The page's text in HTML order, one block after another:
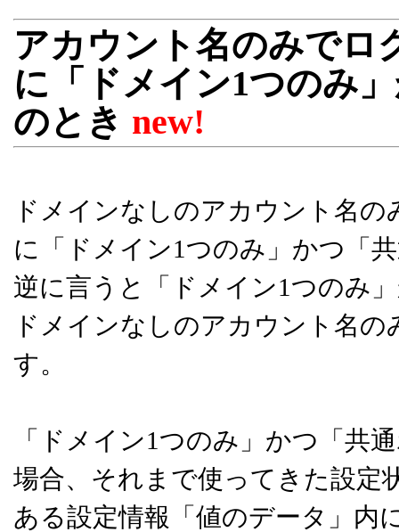
アカウント名のみでロ
に「ドメイン1つのみ
のとき new!
ドメインなしのアカウント名
に「ドメイン1つのみ」かつ「
逆に言うと「ドメイン1つのみ
ドメインなしのアカウント名
す。
「ドメイン1つのみ」かつ「共
場合、それまで使ってきた設定
ある設定情報「値のデータ」内